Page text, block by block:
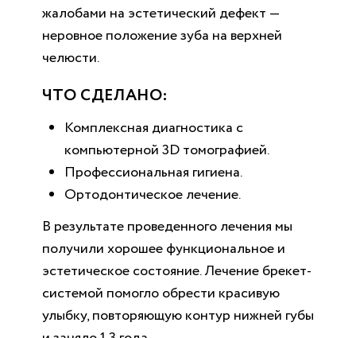
жалобами на эстетический дефект —
неровное положение зуба на верхней
челюсти.
ЧТО СДЕЛАНО:
Комплексная диагностика с
компьютерной 3D томографией.
Профессиональная гигиена.
Ортодонтическое лечение.
В результате проведенного лечения мы
получили хорошее функциональное и
эстетическое состояние. Лечение брекет-
системой помогло обрести красивую
улыбку, повторяющую контур нижней губы